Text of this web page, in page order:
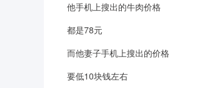
他手机上搜出的牛肉价格
都是78元
而他妻子手机上搜出的价格
要低10块钱左右